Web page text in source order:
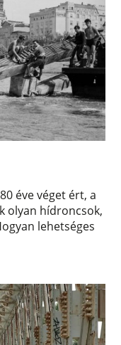
éve véget ért, a
olyan hídroncsok,
lehetséges